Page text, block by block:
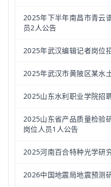
2025年下半年南昌市青云
员2人公告
2025年武汉编辑记者岗位
2025年武汉市黄陂区某水
2025山东水利职业学院招
2025山东省产品质量检验
岗位人员1人公告
2025河南百合特种光学研
2026中国地震局地震预测